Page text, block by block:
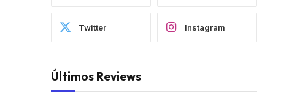
Twitter Instagram
Últimos Reviews